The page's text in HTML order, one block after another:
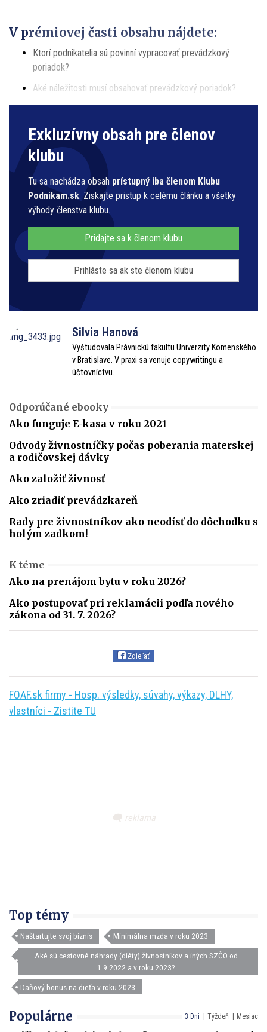
V prémiovej časti obsahu nájdete:
Ktorí podnikatelia sú povinní vypracovať prevádzkový
poriadok?
Aké náležitosti musí obsahovať prevádzkový poriadok?
Exkluzívny obsah pre členov
klubu
Tu sa nachádza obsah prístupný iba členom Klubu
Podnikam.sk. Ziskajte pristup k celému článku a všetky
výhody členstva klubu.
Pridajte sa k členom klubu
Prihláste sa ak ste členom klubu
Silvia Hanová
Vyštudovala Právnickú fakultu Univerzity Komenského
v Bratislave. V praxi sa venuje copywritingu a
účtovníctvu.
Odporúčané ebooky
Ako funguje E-kasa v roku 2021
Odvody živnostníčky počas poberania materskej
a rodičovskej dávky
Ako založiť živnosť
Ako zriadiť prevádzkareň
Rady pre živnostníkov ako neodísť do dôchodku s
holým zadkom!
K téme
Ako na prenájom bytu v roku 2026?
Ako postupovať pri reklamácii podľa nového
zákona od 31. 7. 2026?
Zdieľať
FOAF.sk firmy - Hosp. výsledky, súvahy, výkazy, DLHY,
vlastníci - Zistite TU
Top témy
Naštartujte svoj biznis Minimálna mzda v roku 2023
Aké sú cestovné náhrady (diéty) živnostníkov a iných SZČO od
1.9.2022 a v roku 2023?
Daňový bonus na dieťa v roku 2023
3 Dni Týždeň Mesiac
Populárne